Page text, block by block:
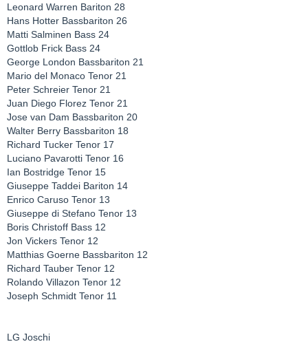
Leonard Warren Bariton 28
Hans Hotter Bassbariton 26
Matti Salminen Bass 24
Gottlob Frick Bass 24
George London Bassbariton 21
Mario del Monaco Tenor 21
Peter Schreier Tenor 21
Juan Diego Florez Tenor 21
Jose van Dam Bassbariton 20
Walter Berry Bassbariton 18
Richard Tucker Tenor 17
Luciano Pavarotti Tenor 16
Ian Bostridge Tenor 15
Giuseppe Taddei Bariton 14
Enrico Caruso Tenor 13
Giuseppe di Stefano Tenor 13
Boris Christoff Bass 12
Jon Vickers Tenor 12
Matthias Goerne Bassbariton 12
Richard Tauber Tenor 12
Rolando Villazon Tenor 12
Joseph Schmidt Tenor 11
LG Joschi